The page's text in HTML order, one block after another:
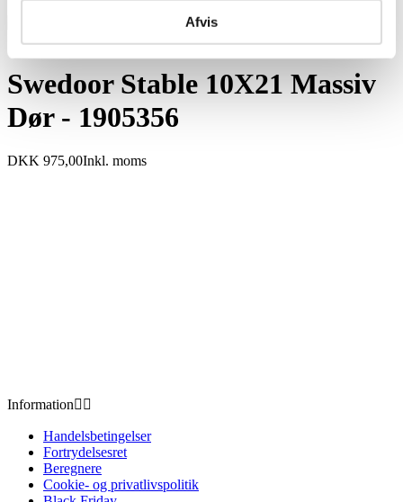
Afvis
Swedoor Stable 10X21 Massiv
Dør - 1905356
DKK 975,00Inkl. moms
Information 
Handelsbetingelser
Fortrydelsesret
Beregnere
Cookie- og privatlivspolitik